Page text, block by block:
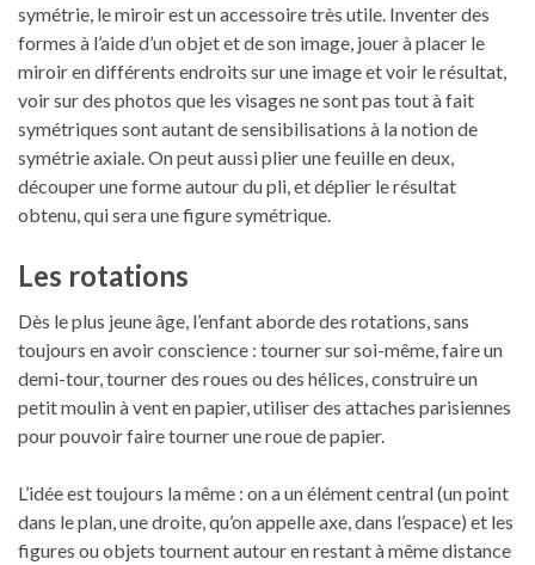
symétrie, le miroir est un accessoire très utile. Inventer des
formes à l’aide d’un objet et de son image, jouer à placer le
miroir en différents endroits sur une image et voir le résultat,
voir sur des photos que les visages ne sont pas tout à fait
symétriques sont autant de sensibilisations à la notion de
symétrie axiale. On peut aussi plier une feuille en deux,
découper une forme autour du pli, et déplier le résultat
obtenu, qui sera une figure symétrique.
Les rotations
Dès le plus jeune âge, l’enfant aborde des rotations, sans
toujours en avoir conscience : tourner sur soi-même, faire un
demi-tour, tourner des roues ou des hélices, construire un
petit moulin à vent en papier, utiliser des attaches parisiennes
pour pouvoir faire tourner une roue de papier.
L’idée est toujours la même : on a un élément central (un point
dans le plan, une droite, qu’on appelle axe, dans l’espace) et les
figures ou objets tournent autour en restant à même distance